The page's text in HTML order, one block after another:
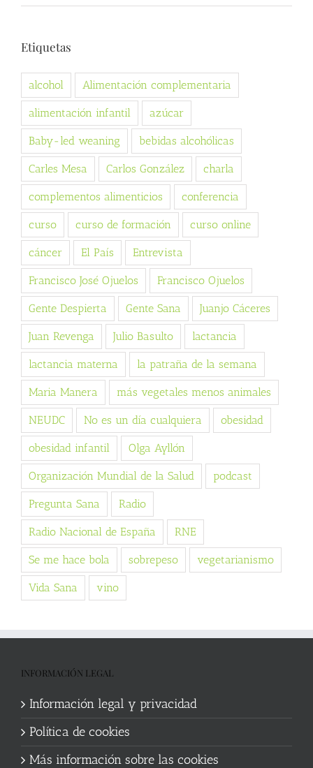
Etiquetas
alcohol Alimentación complementaria
alimentación infantil azúcar
Baby-led weaning bebidas alcohólicas
Carles Mesa Carlos González charla
complementos alimenticios conferencia
curso curso de formación curso online
cáncer El País Entrevista
Francisco José Ojuelos Francisco Ojuelos
Gente Despierta Gente Sana Juanjo Cáceres
Juan Revenga Julio Basulto lactancia
lactancia materna la patraña de la semana
Maria Manera más vegetales menos animales
NEUDC No es un día cualquiera obesidad
obesidad infantil Olga Ayllón
Organización Mundial de la Salud podcast
Pregunta Sana Radio
Radio Nacional de España RNE
Se me hace bola sobrepeso vegetarianismo
Vida Sana vino
INFORMACIÓN LEGAL
Información legal y privacidad
Política de cookies
Más información sobre las cookies